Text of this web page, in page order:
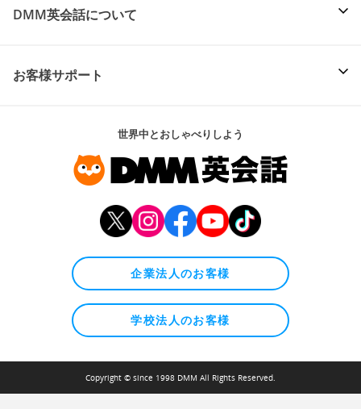
DMM英会話について
お客様サポート
世界中とおしゃべりしよう
企業法人のお客様
学校法人のお客様
Copyright © since 1998 DMM All Rights Reserved.